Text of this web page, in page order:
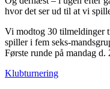
hvor det ser ud til at vi
Vi modtog 30 tilmeldinger
spiller i fem seks-
Første runde på mandag d.
Klubturnering